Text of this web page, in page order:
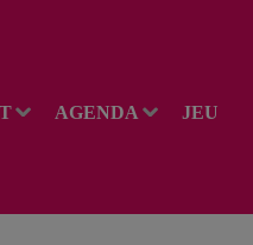
AGENDA JEU